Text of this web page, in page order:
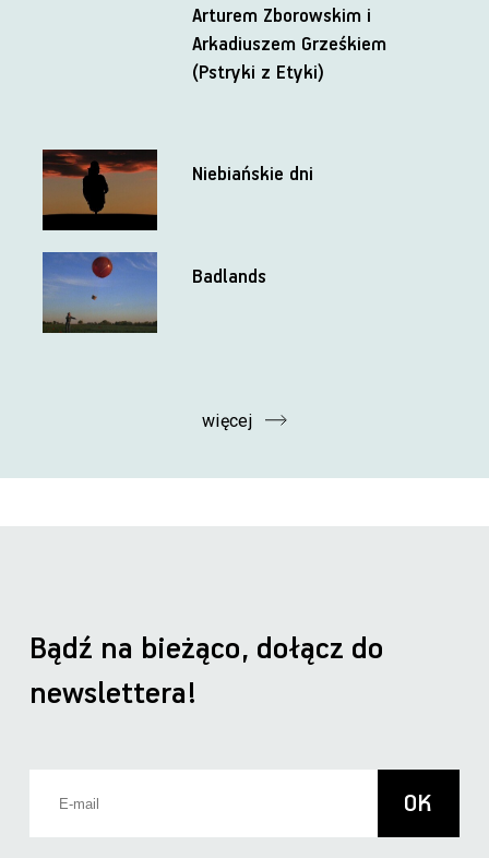
Arturem Zborowskim i
Arkadiuszem Grześkiem
(Pstryki z Etyki)
Niebiańskie dni
Badlands
więcej
Bądź na bieżąco, dołącz do
newslettera!